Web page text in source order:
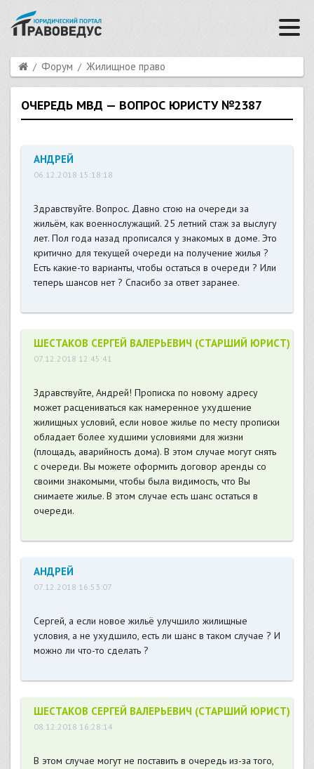
Форум Жилищное право
ОЧЕРЕДЬ МВД — ВОПРОС ЮРИСТУ №2387
АНДРЕЙ
06.12.2018 15:18:18
Здравствуйте. Вопрос. Давно стою на очереди за
жильём, как военнослужащий. 25 летний стаж за выслугу
лет. Пол года назад прописался у знакомых в доме. Это
критично для текущей очереди на получение жилья ?
Есть какие-то варианты, чтобы остаться в очереди ? Или
теперь шансов нет ? Спасибо за ответ заранее.
ШЕСТАКОВ СЕРГЕЙ ВАЛЕРЬЕВИЧ (СТАРШИЙ ЮРИСТ)
07.12.2018 12:45:41
Здравствуйте, Андрей! Прописка по новому адресу
может расцениваться как намеренное ухудшение
жилищных условий, если новое жилье по месту прописки
обладает более худшими условиями для жизни
(площадь, аварийность дома). В этом случае могут снять
с очереди. Вы можете оформить договор аренды со
своими знакомыми, чтобы была видимость, что Вы
снимаете жилье. В этом случае есть шанс остаться в
очереди.
АНДРЕЙ
07.12.2018 16:53:07
Сергей, а если новое жильё улучшило жилищные
условия, а не ухудшило, есть ли шанс в таком случае ? И
можно ли что-то сделать ?
ШЕСТАКОВ СЕРГЕЙ ВАЛЕРЬЕВИЧ (СТАРШИЙ ЮРИСТ)
08.12.2018 16:28:14
В этом случае могут не поставить в очередь из-за того,